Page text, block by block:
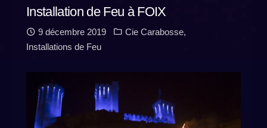
Installation de Feu à FOIX
9 décembre 2019 Cie Carabosse,
Installations de Feu